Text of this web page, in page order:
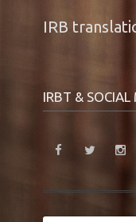
IRB
IRBT & SOCIAL